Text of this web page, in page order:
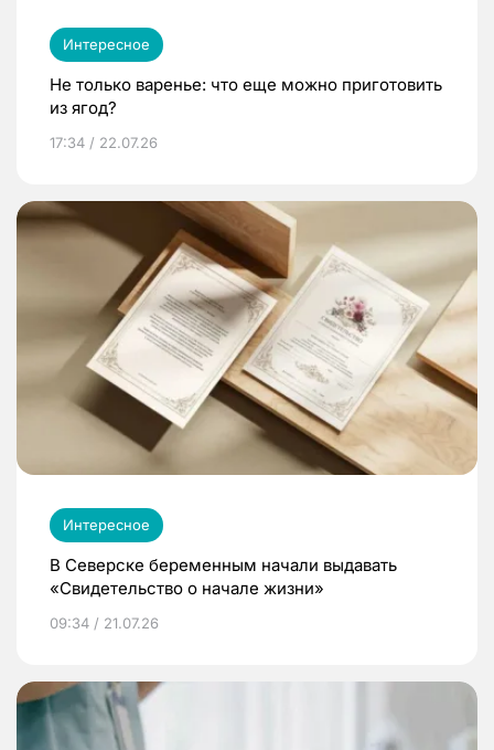
Интересное
Не только варенье: что еще можно приготовить
из ягод?
17:34 / 22.07.26
Интересное
В Северске беременным начали выдавать
«Свидетельство о начале жизни»
09:34 / 21.07.26